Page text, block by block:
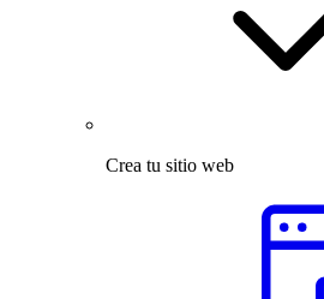
Crea tu sitio web